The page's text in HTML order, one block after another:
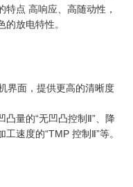
点 高响应、高随动性，
放电特性。
界面，提供更高的清晰度
量的“无凹凸控制Ⅱ”、降
速度的“TMP 控制Ⅱ”等。